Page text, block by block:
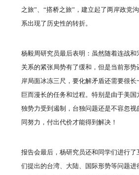
之旅”、“搭桥之旅”，建立起了两岸政党
系出现了历史性的转折。
杨毅周研究员最后表明：虽然随着连战和
关系的紧张局势有了缓和，但是当前形
岸局面冰冻三尺，要化解矛盾还需要很长
巨而漫长的任务和过程。特别是由于美国
独势力受到遏制，台独问题还是不容忽视
同努力，付出代价才能得到解决！
报告会最后，杨研究员还和同学们进行了
们提出的台湾、大陆、国际形势等问题进